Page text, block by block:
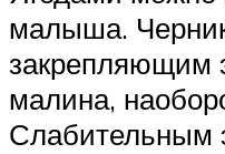
малыша.
закрепляющим
малина,
Слабительным